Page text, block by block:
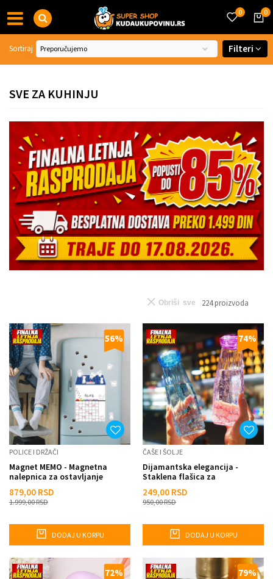
0
0
SVE ZA KUHINJU
Sortiraj Filteri
224proizvoda
Obriši sve
56%
POLICE I DRŽAČI
Magnet MEMO - Magnetna
nalepnica za ostavljanje
879,00 RSD
1.999,00RSD
DODAJ U KORPU
74%
ČAŠE I ŠOLJE
Dijamantska elegancija -
Staklena flašica za
249,00 RSD
950,00RSD
DODAJ U KORPU
72% 79%